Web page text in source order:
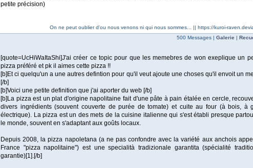
petite précision)
On ne peut oublier d'ou nous venons ni qui nous sommes... || https://kuroi-
500 Messages | Galerie |
[quote=UcHiWaItaShi]J'ai créer ce topic pour que les memebres de won exeplique un
pizza préféré et pk il aimes cette pizza !!
[b]Et ci quelqu'un a une autres defintion pour qu'il veut ajoute une choses qu'il envoit un
[/b]
[b]Voici une petite definition que j'ai aporter du web [/b]
[b]La pizza est un plat d'origine napolitaine fait d'une pâte à pain étalée en cercle,
divers ingrédients (souvent couverte de purée de tomate) et cuite au four (à bois, à
électrique). La pizza est un des mets de la cuisine italienne qui s'est établi presque
le monde, souvent en s'adaptant aux goûts locaux.
Depuis 2008, la pizza napoletana (a ne pas confondre avec la variété aux anchois
France "pizza napolitaine") est une specialità tradizionale garantita (spécialité
garantie)[1].[/b]